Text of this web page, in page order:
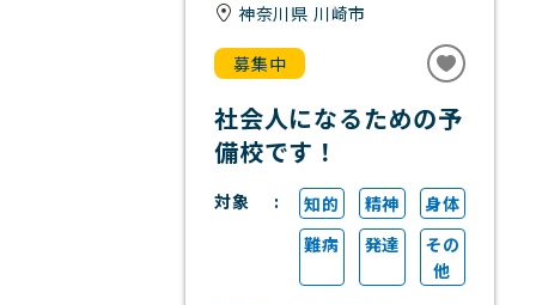
神奈川県 川崎市
募集中
社会人になるための予
備校です！
対象 知的 精神
身体
難病
発達
その
他